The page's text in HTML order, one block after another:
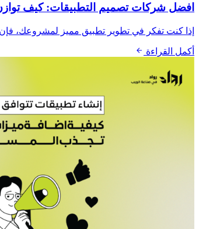
افضل شركات تصميم التطبيقات: كيف توازن
إذا كنت تفكر في تطوير تطبيق مميز لمشروعك،
أكمل القراءة